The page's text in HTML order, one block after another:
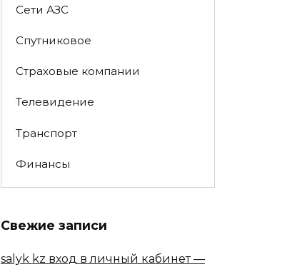
Сети АЗС
Спутниковое
Страховые компании
Телевидение
Транспорт
Финансы
Свежие записи
salyk kz вход в личный кабинет —